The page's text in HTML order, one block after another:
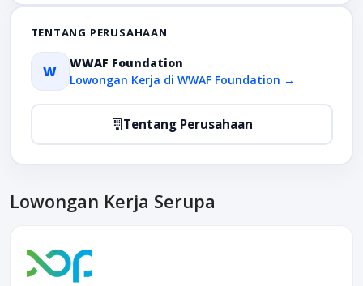
TENTANG PERUSAHAAN
W
WWAF Foundation
Lowongan Kerja di WWAF Foundation →
Tentang Perusahaan
Lowongan Kerja Serupa